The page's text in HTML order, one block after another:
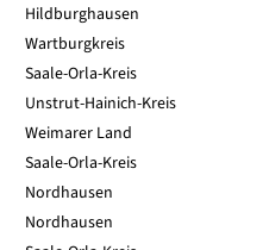
Hildburghausen
Wartburgkreis
Saale-Orla-Kreis
Unstrut-Hainich-Kreis
Weimarer Land
Saale-Orla-Kreis
Nordhausen
Nordhausen